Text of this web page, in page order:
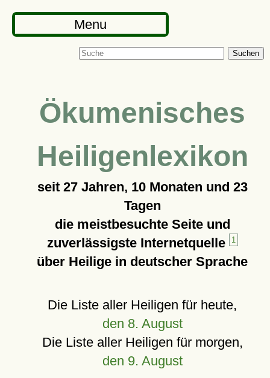
Menu
Suchen
Ökumenisches
Heiligenlexikon
seit 27 Jahren, 10 Monaten und 23
Tagen
die meistbesuchte Seite und
zuverlässigste Internetquelle
1
über Heilige in deutscher Sprache
Die Liste aller Heiligen für heute,
den 8. August
Die Liste aller Heiligen für morgen,
den 9. August